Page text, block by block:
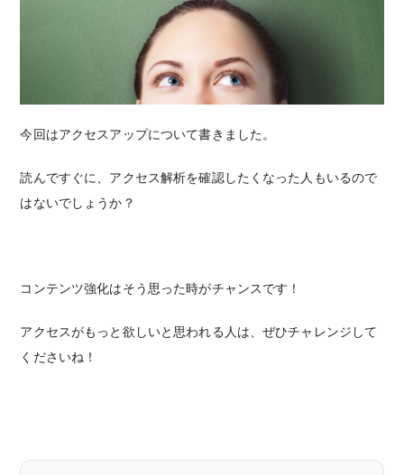
今回はアクセスアップについて書きました。
読んですぐに、アクセス解析を確認したくなった人もいるので
はないでしょうか？
コンテンツ強化はそう思った時がチャンスです！
アクセスがもっと欲しいと思われる人は、ぜひチャレンジして
くださいね！